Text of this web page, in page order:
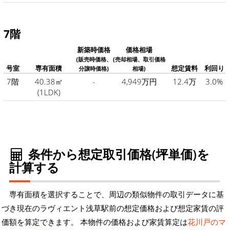
7階
号室 専有面積
新築時価格
(販売時価格、
分譲時価格)
価格相場
(売却相場、取引価格
相場)
想定賃料 利回り
7階
40.38㎡
(1LDK)
- 4,949万円 12.4万 3.0%
条件から想定取引価格(坪単価)を
計算する
専有面積を選択することで、周辺の類似物件の取引データに基
づき現在のラヴィエント浅草駅前の想定価格および想定家賃の評
価額を算定できます。 本物件の価格および家賃算定は花川戸のマ